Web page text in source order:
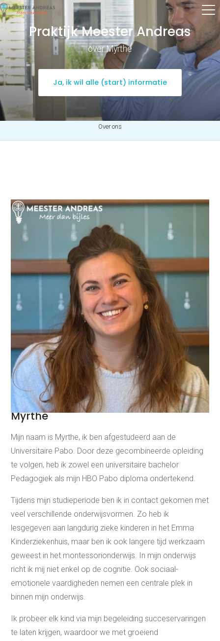
Praktijk Meester Andreas
over Myrthe
Ja, ik wil alle (start) informatie
Over ons
Myrthe
Mijn naam is Myrthe, ik ben afgestudeerd aan de
Universitaire Pabo. Door deze gecombineerde opleiding
te volgen, heb ik zowel een universitaire bachelor
Pedagogiek als mijn HBO Pabo diploma ondertekend.
Tijdens mijn studieperiode ben ik in contact gekomen met
veel verschillende onderwijsvormen. Zo heb ik
lesgegeven aan langdurig zieke kinderen in het Emma
Kinderziekenhuis, maar ben ik ook langere tijd werkzaam
geweest in het montessorionderwijs. In mijn onderwijs
richt ik mij niet enkel op de cognitie. Ook sociaal-
emotionele vaardigheden nemen een centrale plek in
binnen mijn onderwijs.
Ik probeer elk kind via mijn begeleiding succeservaringen
te laten krijgen, waardoor we met groeiend